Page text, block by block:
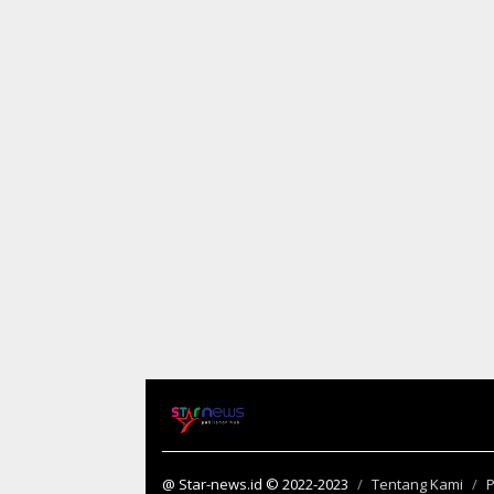
@ Star-news.id © 2022-2023 Tentang Kami